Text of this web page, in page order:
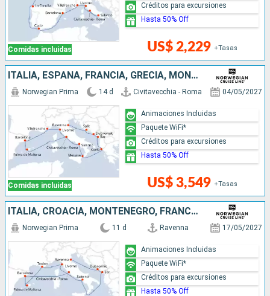
Comidas incluidas US$ 2,229 +Tasas
Créditos para excursiones
Hasta 50% Off
ITALIA, ESPAÑA, FRANCIA, GRECIA, MONTENEGRO, CROACIA
Comidas incluidas
Norwegian Prima 14 d Civitavecchia - Roma 04/05/2027
US$ 3,549 +Tasas
Animaciones Incluidas
Paquete WiFi*
Créditos para excursiones
Hasta 50% Off
ITALIA, CROACIA, MONTENEGRO, FRANCIA, ESPAÑA
Norwegian Prima 11 d Ravenna 17/05/2027
Animaciones Incluidas
Paquete WiFi*
Créditos para excursiones
Hasta 50% Off